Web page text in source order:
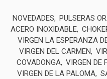
NOVEDADES PULSERAS
ACERO INOXIDABLE
VIRGEN LA ESPERANZA
VIRGEN DEL CARMEN
COVADONGA VIRGEN DE
VIRGEN DE LA PALOMA